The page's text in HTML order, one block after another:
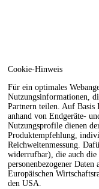
Cookie-Hinweis
Für ein optimales
Nutzungsinformationen,
Partnern teilen. Auf
anhand von Endgeräte-
Nutzungsprofile dienen
Produktempfehlung,
Reichweitenmessung.
widerrufbar), die auch die
personenbezogener
Europäischen
den USA.